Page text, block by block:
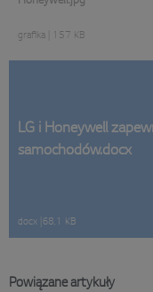
grafika 157 KB
LG i Honeywell
samochodów.docx
docx 68,1 KB
Powiązane artykuły